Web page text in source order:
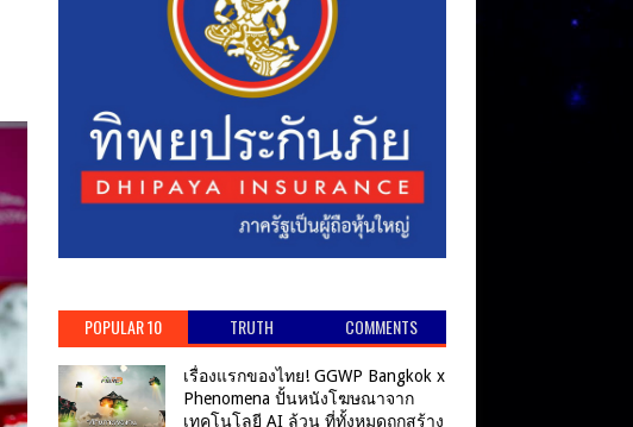
POPULAR 10 TRUTH COMMENTS
เรื่องแรกของไทย! GGWP Bangkok x
Phenomena ปั้นหนังโฆษณาจาก
เทคโนโลยี AI ล้วน ที่ทั้งหมดถูกสร้าง